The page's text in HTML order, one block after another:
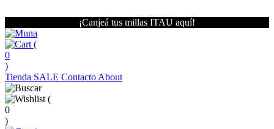
¡Canjeá tus millas ITAU aquí!
(
0
)
Tienda SALE Contacto About
(
0
)